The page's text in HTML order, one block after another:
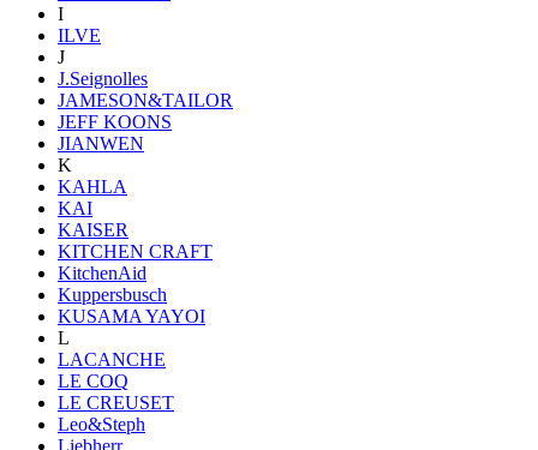
I
ILVE
J
J.Seignolles
JAMESON&TAILOR
JEFF KOONS
JIANWEN
K
KAHLA
KAI
KAISER
KITCHEN CRAFT
KitchenAid
Kuppersbusch
KUSAMA YAYOI
L
LACANCHE
LE COQ
LE CREUSET
Leo&Steph
Liebherr